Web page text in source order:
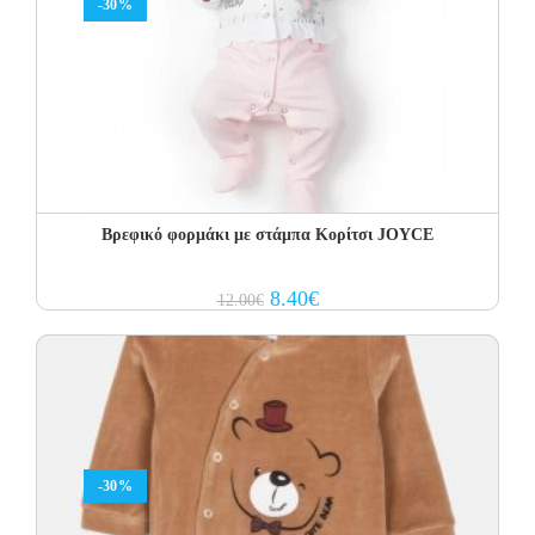
-30%
Βρεφικό φορμάκι με στάμπα Κορίτσι JOYCE
12.00€ Original
price
12.00€.
8.40€Current
price
-30%